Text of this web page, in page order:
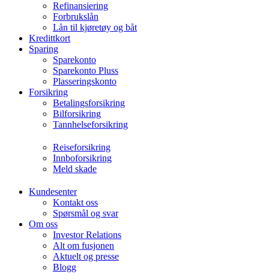
Refinansiering
Forbrukslån
Lån til kjøretøy og båt
Kredittkort
Sparing
Sparekonto
Sparekonto Pluss
Plasseringskonto
Forsikring
Betalingsforsikring
Bilforsikring
Tannhelseforsikring
Reiseforsikring
Innboforsikring
Meld skade
Kundesenter
Kontakt oss
Spørsmål og svar
Om oss
Investor Relations
Alt om fusjonen
Aktuelt og presse
Blogg